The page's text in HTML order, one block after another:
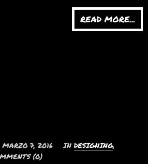
READ MORE...
MARZO 7, 2016 IN DESIGNING,
(0)